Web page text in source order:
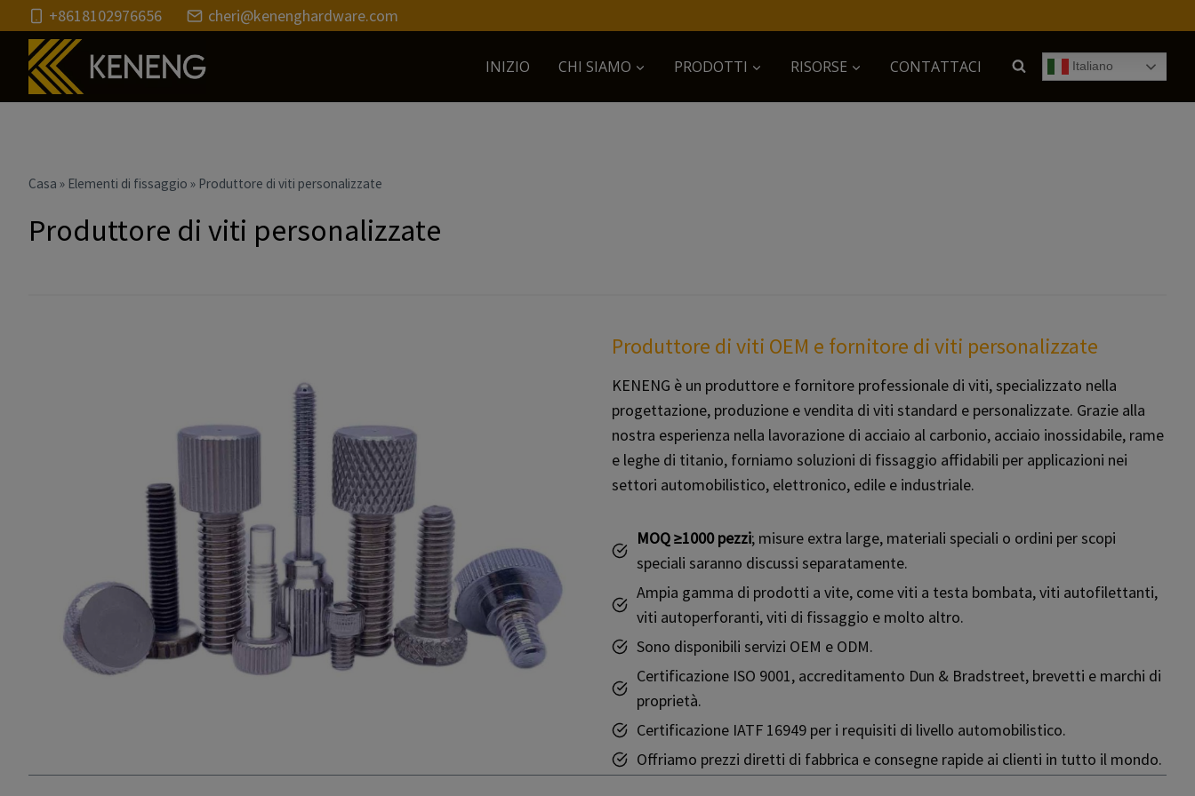
Salta
al
contenuto
+8618102976656 cheri@kenenghardware.com
INIZIO CHI SIAMO PRODOTTI RISORSE CONTATTACI Italiano
Casa » Elementi di fissaggio » Produttore di viti personalizzate
Produttore di viti personalizzate
Produttore di viti OEM e fornitore di viti personalizzate
KENENG è un produttore e fornitore professionale di viti, specializzato nella
progettazione, produzione e vendita di viti standard e personalizzate. Grazie alla
nostra esperienza nella lavorazione di acciaio al carbonio, acciaio inossidabile, rame
e leghe di titanio, forniamo soluzioni di fissaggio affidabili per applicazioni nei
settori automobilistico, elettronico, edile e industriale.
MOQ ≥1000 pezzi; misure extra large, materiali speciali o ordini per scopi
speciali saranno discussi separatamente.
Ampia gamma di prodotti a vite, come viti a testa bombata, viti autofilettanti,
viti autoperforanti, viti di fissaggio e molto altro.
Sono disponibili servizi OEM e ODM.
Certificazione ISO 9001, accreditamento Dun & Bradstreet, brevetti e marchi di
proprietà.
Certificazione IATF 16949 per i requisiti di livello automobilistico.
Offriamo prezzi diretti di fabbrica e consegne rapide ai clienti in tutto il mondo.